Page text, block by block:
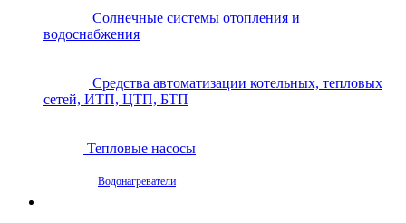
Солнечные системы отопления и
водоснабжения
Средства автоматизации котельных, тепловых
сетей, ИТП, ЦТП, БТП
Тепловые насосы
Водонагреватели